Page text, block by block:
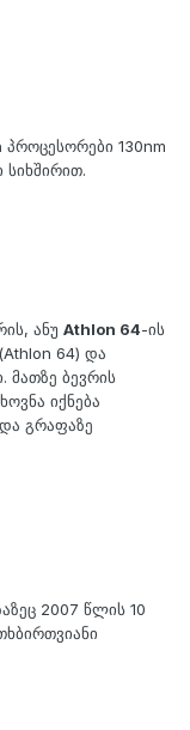
პროცესორები 130nm
ანუ Athlon 64-ის
64) და
მათზე ბევრის
იქნება
გრაფაზე
2007 წლის 10